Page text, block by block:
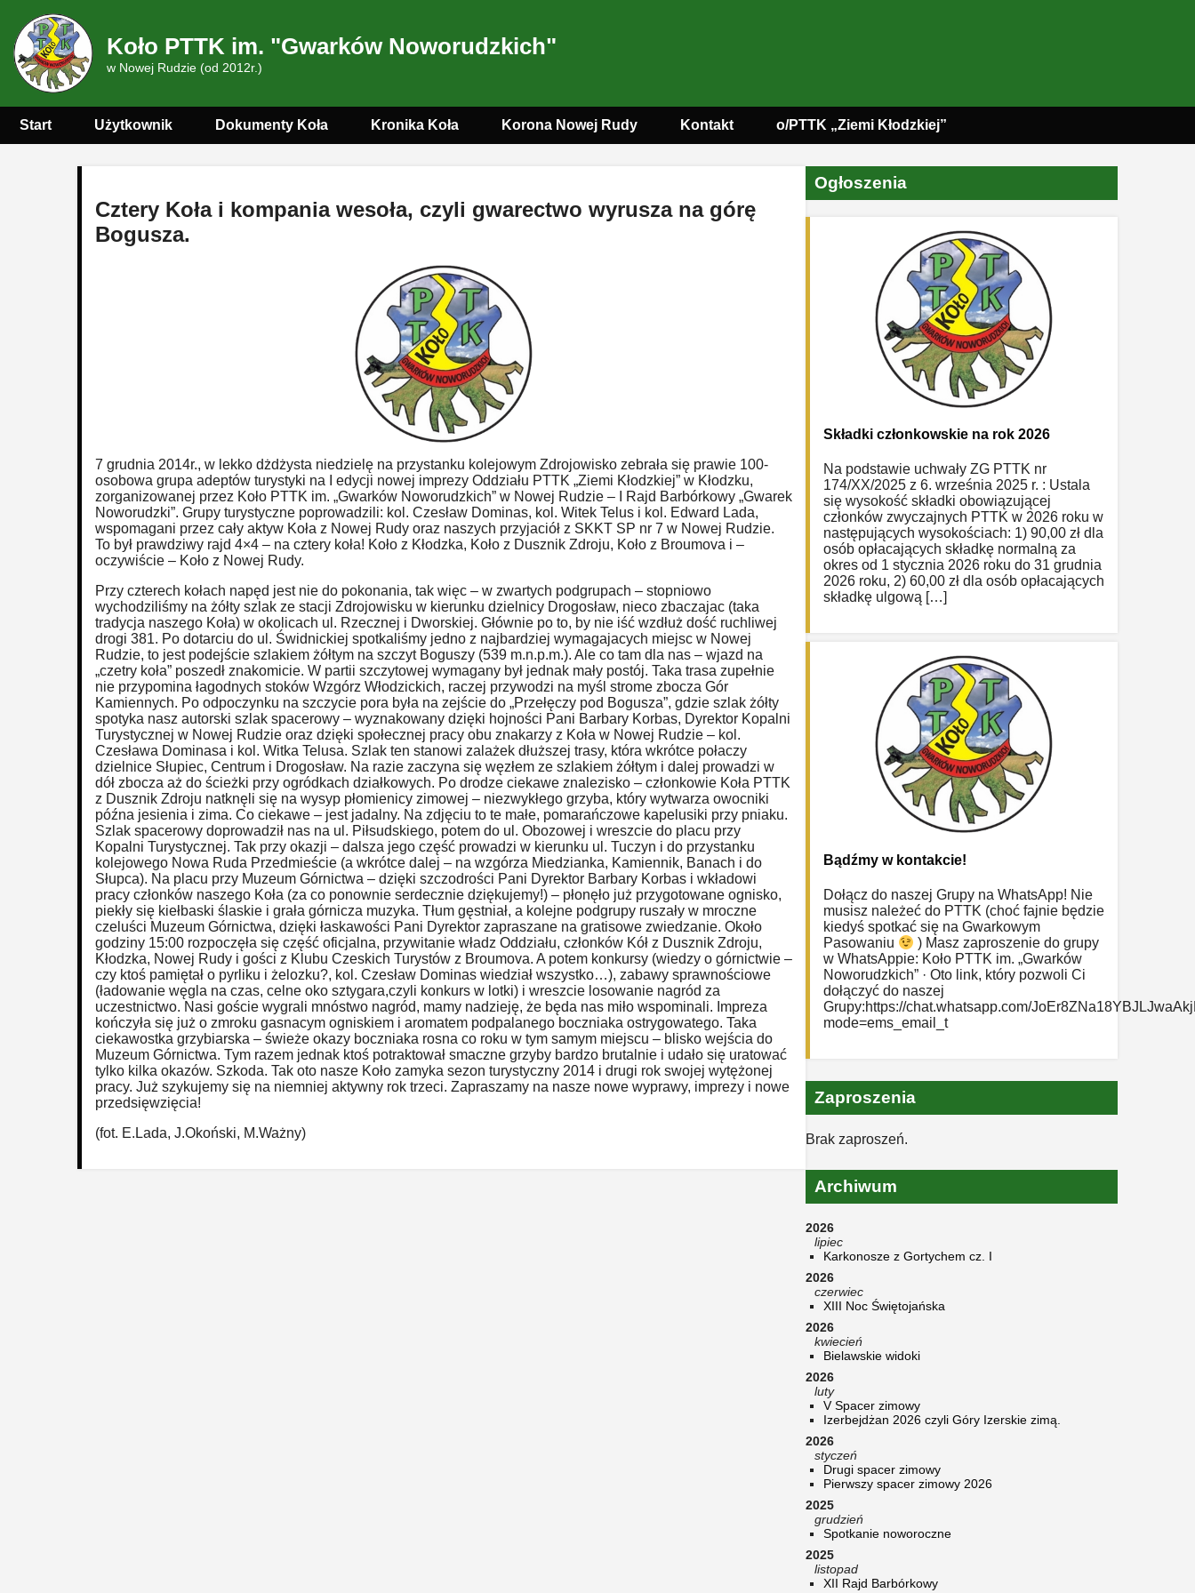
Koło PTTK im. "Gwarków Noworudzkich"
w Nowej Rudzie (od 2012r.)
Start Użytkownik Dokumenty Koła Kronika Koła Korona Nowej Rudy Kontakt o/PTTK „Ziemi Kłodzkiej”
Cztery Koła i kompania wesoła, czyli gwarectwo wyrusza na górę
Bogusza.
7 grudnia 2014r., w lekko dżdżysta niedzielę na przystanku kolejowym Zdrojowisko zebrała się prawie 100-
osobowa grupa adeptów turystyki na I edycji nowej imprezy Oddziału PTTK „Ziemi Kłodzkiej” w Kłodzku,
zorganizowanej przez Koło PTTK im. „Gwarków Noworudzkich” w Nowej Rudzie – I Rajd Barbórkowy „Gwarek
Noworudzki”. Grupy turystyczne poprowadzili: kol. Czesław Dominas, kol. Witek Telus i kol. Edward Lada,
wspomagani przez cały aktyw Koła z Nowej Rudy oraz naszych przyjaciół z SKKT SP nr 7 w Nowej Rudzie.
To był prawdziwy rajd 4×4 – na cztery koła! Koło z Kłodzka, Koło z Dusznik Zdroju, Koło z Broumova i –
oczywiście – Koło z Nowej Rudy.
Przy czterech kołach napęd jest nie do pokonania, tak więc – w zwartych podgrupach – stopniowo
wychodziliśmy na żółty szlak ze stacji Zdrojowisku w kierunku dzielnicy Drogosław, nieco zbaczajac (taka
tradycja naszego Koła) w okolicach ul. Rzecznej i Dworskiej. Głównie po to, by nie iść wzdłuż dość ruchliwej
drogi 381. Po dotarciu do ul. Świdnickiej spotkaliśmy jedno z najbardziej wymagajacych miejsc w Nowej
Rudzie, to jest podejście szlakiem żółtym na szczyt Boguszy (539 m.n.p.m.). Ale co tam dla nas – wjazd na
„czetry koła” poszedł znakomicie. W partii szczytowej wymagany był jednak mały postój. Taka trasa zupełnie
nie przypomina łagodnych stoków Wzgórz Włodzickich, raczej przywodzi na myśl strome zbocza Gór
Kamiennych. Po odpoczynku na szczycie pora była na zejście do „Przełęczy pod Bogusza”, gdzie szlak żółty
spotyka nasz autorski szlak spacerowy – wyznakowany dzięki hojności Pani Barbary Korbas, Dyrektor Kopalni
Turystycznej w Nowej Rudzie oraz dzięki społecznej pracy obu znakarzy z Koła w Nowej Rudzie – kol.
Czesława Dominasa i kol. Witka Telusa. Szlak ten stanowi zalażek dłuższej trasy, która wkrótce połaczy
dzielnice Słupiec, Centrum i Drogosław. Na razie zaczyna się węzłem ze szlakiem żółtym i dalej prowadzi w
dół zbocza aż do ścieżki przy ogródkach działkowych. Po drodze ciekawe znalezisko – członkowie Koła PTTK
z Dusznik Zdroju natknęli się na wysyp płomienicy zimowej – niezwykłego grzyba, który wytwarza owocniki
późna jesienia i zima. Co ciekawe – jest jadalny. Na zdjęciu to te małe, pomarańczowe kapelusiki przy pniaku.
Szlak spacerowy doprowadził nas na ul. Piłsudskiego, potem do ul. Obozowej i wreszcie do placu przy
Kopalni Turystycznej. Tak przy okazji – dalsza jego część prowadzi w kierunku ul. Tuczyn i do przystanku
kolejowego Nowa Ruda Przedmieście (a wkrótce dalej – na wzgórza Miedzianka, Kamiennik, Banach i do
Słupca). Na placu przy Muzeum Górnictwa – dzięki szczodrości Pani Dyrektor Barbary Korbas i wkładowi
pracy członków naszego Koła (za co ponownie serdecznie dziękujemy!) – płonęło już przygotowane ognisko,
piekły się kiełbaski ślaskie i grała górnicza muzyka. Tłum gęstniał, a kolejne podgrupy ruszały w mroczne
czeluści Muzeum Górnictwa, dzięki łaskawości Pani Dyrektor zapraszane na gratisowe zwiedzanie. Około
godziny 15:00 rozpoczęła się część oficjalna, przywitanie władz Oddziału, członków Kół z Dusznik Zdroju,
Kłodzka, Nowej Rudy i gości z Klubu Czeskich Turystów z Broumova. A potem konkursy (wiedzy o górnictwie –
czy ktoś pamiętał o pyrliku i żelozku?, kol. Czesław Dominas wiedział wszystko…), zabawy sprawnościowe
(ładowanie węgla na czas, celne oko sztygara,czyli konkurs w lotki) i wreszcie losowanie nagród za
uczestnictwo. Nasi goście wygrali mnóstwo nagród, mamy nadzieję, że będa nas miło wspominali. Impreza
kończyła się już o zmroku gasnacym ogniskiem i aromatem podpalanego boczniaka ostrygowatego. Taka
ciekawostka grzybiarska – świeże okazy boczniaka rosna co roku w tym samym miejscu – blisko wejścia do
Muzeum Górnictwa. Tym razem jednak ktoś potraktował smaczne grzyby bardzo brutalnie i udało się uratować
tylko kilka okazów. Szkoda. Tak oto nasze Koło zamyka sezon turystyczny 2014 i drugi rok swojej wytężonej
pracy. Już szykujemy się na niemniej aktywny rok trzeci. Zapraszamy na nasze nowe wyprawy, imprezy i nowe
przedsięwzięcia!
(fot. E.Lada, J.Okoński, M.Ważny)
Ogłoszenia
Składki członkowskie na rok 2026
Na podstawie uchwały ZG PTTK nr
174/XX/2025 z 6. września 2025 r. : Ustala
się wysokość składki obowiązującej
członków zwyczajnych PTTK w 2026 roku w
następujących wysokościach: 1) 90,00 zł dla
osób opłacających składkę normalną za
okres od 1 stycznia 2026 roku do 31 grudnia
2026 roku, 2) 60,00 zł dla osób opłacających
składkę ulgową […]
Bądźmy w kontakcie!
Dołącz do naszej Grupy na WhatsApp! Nie
musisz należeć do PTTK (choć fajnie będzie
kiedyś spotkać się na Gwarkowym
Pasowaniu
) Masz zaproszenie do grupy
w WhatsAppie: ‎Koło PTTK im. „Gwarków
Noworudzkich” · Oto link, który pozwoli Ci
dołączyć do naszej
Grupy:https://chat.whatsapp.com/
mode=ems_email_t
Zaproszenia
Brak zaproszeń.
Archiwum
2026
lipiec
Karkonosze z Gortychem cz. I
2026
czerwiec
XIII Noc Świętojańska
2026
kwiecień
Bielawskie widoki
2026
luty
V Spacer zimowy
Izerbejdżan 2026 czyli Góry Izerskie zimą.
2026
styczeń
Drugi spacer zimowy
Pierwszy spacer zimowy 2026
2025
grudzień
Spotkanie noworoczne
2025
listopad
XII Rajd Barbórkowy